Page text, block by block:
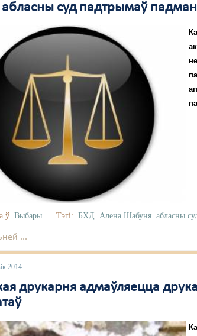
абласны суд падтрымаў
ў Выбары Тэгі: БХД Алена Шабуня абласны
...
2014
друкарня адмаўляецца